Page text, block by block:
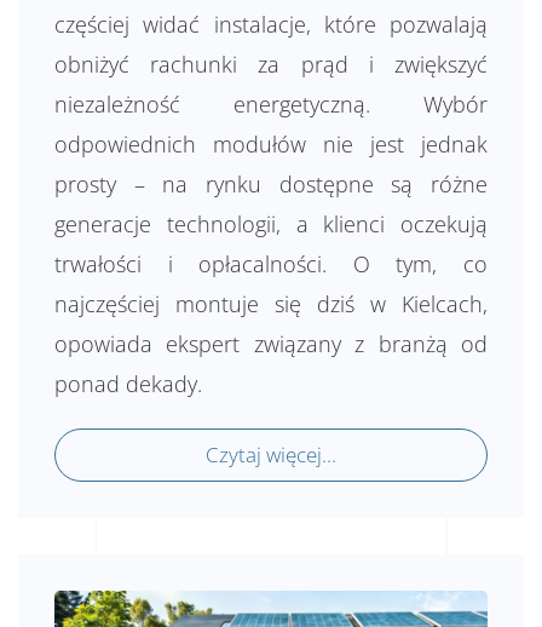
częściej widać instalacje, które pozwalają
obniżyć rachunki za prąd i zwiększyć
niezależność energetyczną. Wybór
odpowiednich modułów nie jest jednak
prosty – na rynku dostępne są różne
generacje technologii, a klienci oczekują
trwałości i opłacalności. O tym, co
najczęściej montuje się dziś w Kielcach,
opowiada ekspert związany z branżą od
ponad dekady.
Czytaj więcej...